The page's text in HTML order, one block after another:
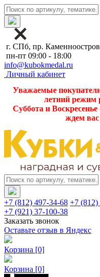
г. СПб, пр.
пн-пт 09:00 - 18:00
info@kubokmedal.ru
Личный кабинет
Уважаемые
летний режим
Суббота и
ждем вас
+7 (812) 497-34-68 +7 (812)
+7 (921) 37-100-38
Заказать звонок
Оставьте отзыв в Яндекс
Корзина [0]
Корзина [0]